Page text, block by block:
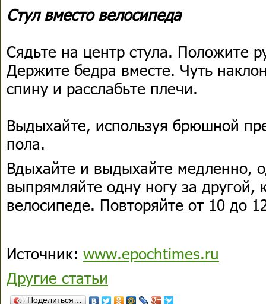
Стул вместо велосипеда
Сядьте на центр стула. Положите
Держите бедра вместе. Чуть
спину и расслабьте плечи.
Выдыхайте, используя брюшной
пола.
Вдыхайте и выдыхайте медленно,
выпрямляйте одну ногу за другой,
велосипеде. Повторяйте от 10 до
Источник: www.epochtimes.ru
Другие статьи
Поделиться…